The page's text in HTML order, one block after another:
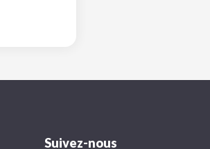
Suivez-nous